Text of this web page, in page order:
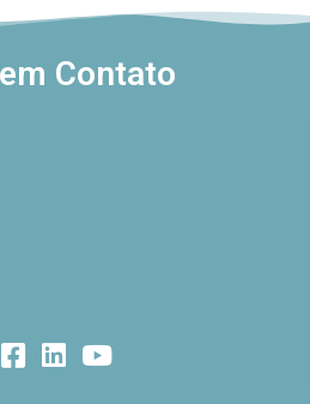
Contato